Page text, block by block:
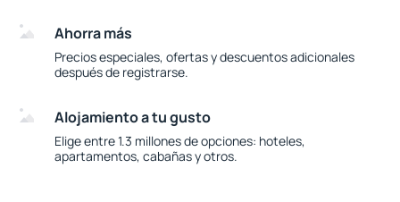
Ahorra más
Precios especiales, ofertas y descuentos adicionales
después de registrarse.
Alojamiento a tu gusto
Elige entre 1.3 millones de opciones: hoteles,
apartamentos, cabañas y otros.